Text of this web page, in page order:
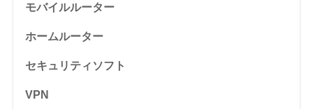
モバイルルーター
ホームルーター
セキュリティソフト
VPN